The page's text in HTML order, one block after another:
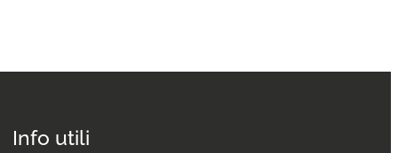
Info utili